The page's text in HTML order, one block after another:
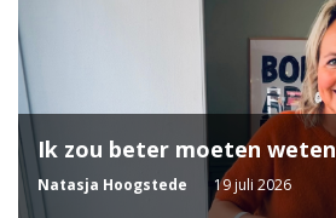
Ik zou beter moeten weten
Natasja Hoogstede 19 juli 2026